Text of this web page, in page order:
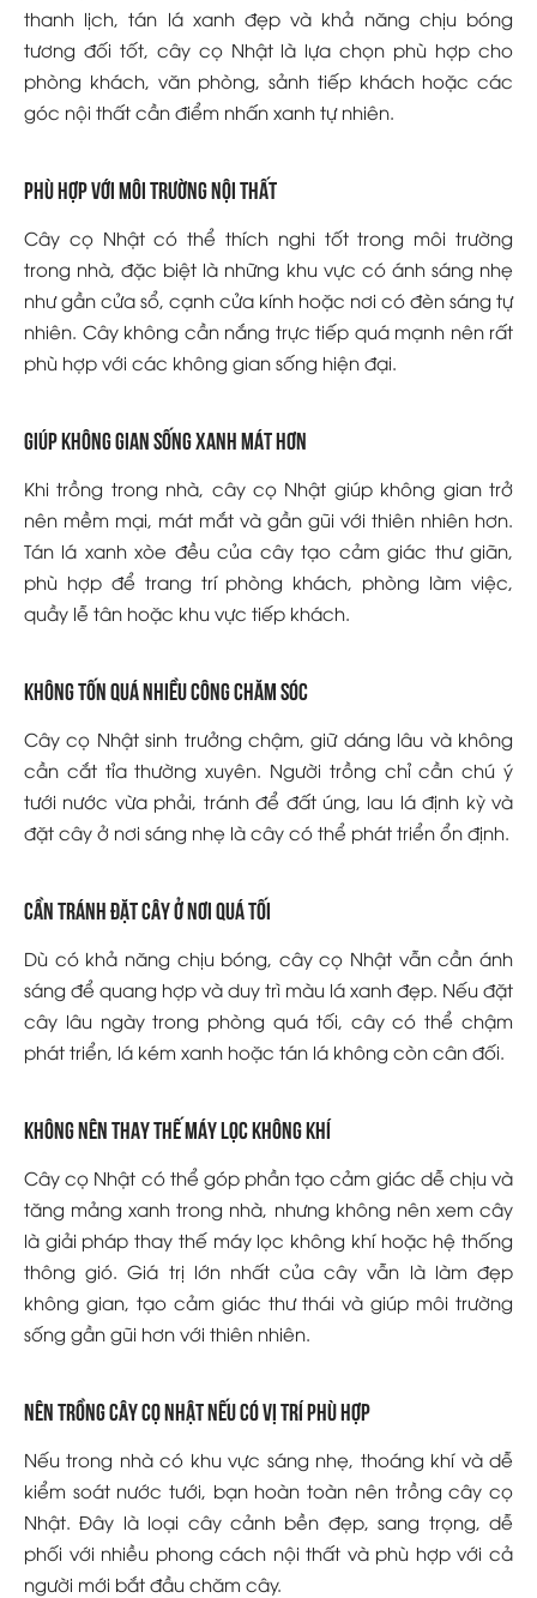
thanh lịch, tán lá xanh đẹp và khả năng chịu bóng
tương đối tốt, cây cọ Nhật là lựa chọn phù hợp cho
phòng khách, văn phòng, sảnh tiếp khách hoặc các
góc nội thất cần điểm nhấn xanh tự nhiên.
Phù hợp với môi trường nội thất
Cây cọ Nhật có thể thích nghi tốt trong môi trường
trong nhà, đặc biệt là những khu vực có ánh sáng nhẹ
như gần cửa sổ, cạnh cửa kính hoặc nơi có đèn sáng tự
nhiên. Cây không cần nắng trực tiếp quá mạnh nên rất
phù hợp với các không gian sống hiện đại.
Giúp không gian sống xanh mát hơn
Khi trồng trong nhà, cây cọ Nhật giúp không gian trở
nên mềm mại, mát mắt và gần gũi với thiên nhiên hơn.
Tán lá xanh xòe đều của cây tạo cảm giác thư giãn,
phù hợp để trang trí phòng khách, phòng làm việc,
quầy lễ tân hoặc khu vực tiếp khách.
Không tốn quá nhiều công chăm sóc
Cây cọ Nhật sinh trưởng chậm, giữ dáng lâu và không
cần cắt tỉa thường xuyên. Người trồng chỉ cần chú ý
tưới nước vừa phải, tránh để đất úng, lau lá định kỳ và
đặt cây ở nơi sáng nhẹ là cây có thể phát triển ổn định.
Cần tránh đặt cây ở nơi quá tối
Dù có khả năng chịu bóng, cây cọ Nhật vẫn cần ánh
sáng để quang hợp và duy trì màu lá xanh đẹp. Nếu đặt
cây lâu ngày trong phòng quá tối, cây có thể chậm
phát triển, lá kém xanh hoặc tán lá không còn cân đối.
Không nên thay thế máy lọc không khí
Cây cọ Nhật có thể góp phần tạo cảm giác dễ chịu và
tăng mảng xanh trong nhà, nhưng không nên xem cây
là giải pháp thay thế máy lọc không khí hoặc hệ thống
thông gió. Giá trị lớn nhất của cây vẫn là làm đẹp
không gian, tạo cảm giác thư thái và giúp môi trường
sống gần gũi hơn với thiên nhiên.
Nên trồng cây cọ Nhật nếu có vị trí phù hợp
Nếu trong nhà có khu vực sáng nhẹ, thoáng khí và dễ
kiểm soát nước tưới, bạn hoàn toàn nên trồng cây cọ
Nhật. Đây là loại cây cảnh bền đẹp, sang trọng, dễ
phối với nhiều phong cách nội thất và phù hợp với cả
người mới bắt đầu chăm cây.